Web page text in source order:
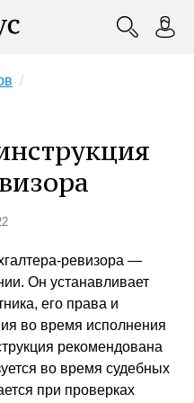
ревизора —
Он устанавливает
его права и
во время исполнения
рекомендована
во время судебных
при проверках